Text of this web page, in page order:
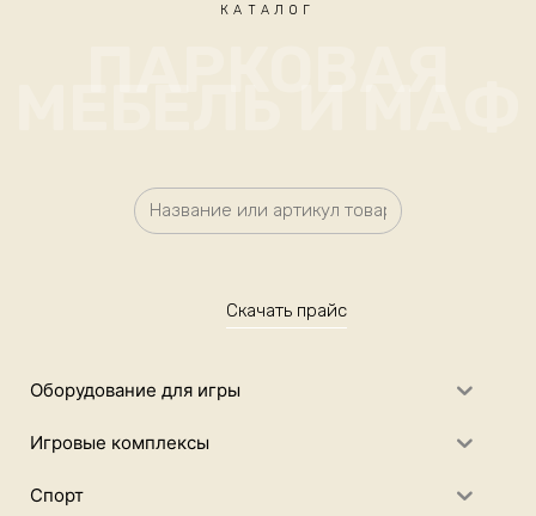
КАТАЛОГ
Скачать прайс
Оборудование для игры
Игровые комплексы
Спорт